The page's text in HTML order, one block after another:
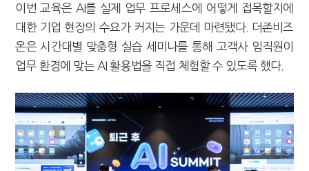
이번 교육은 AI를 실제 업무 프로세스에 어떻게 접목할지에
대한 기업 현장의 수요가 커지는 가운데 마련됐다. 더존비즈
온은 시간대별 맞춤형 실습 세미나를 통해 고객사 임직원이
업무 환경에 맞는 AI 활용법을 직접 체험할 수 있도록 했다.